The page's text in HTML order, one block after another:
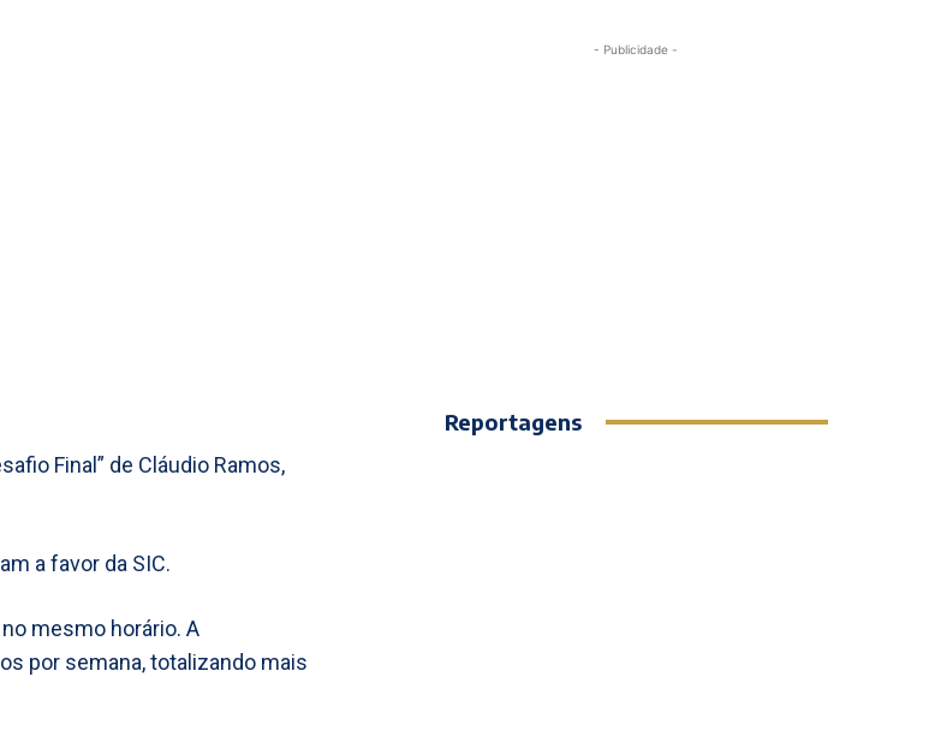
Final” de Cláudio Ramos,
a favor da SIC.
mesmo horário. A
por semana, totalizando mais
- Publicidade -
Reportagens